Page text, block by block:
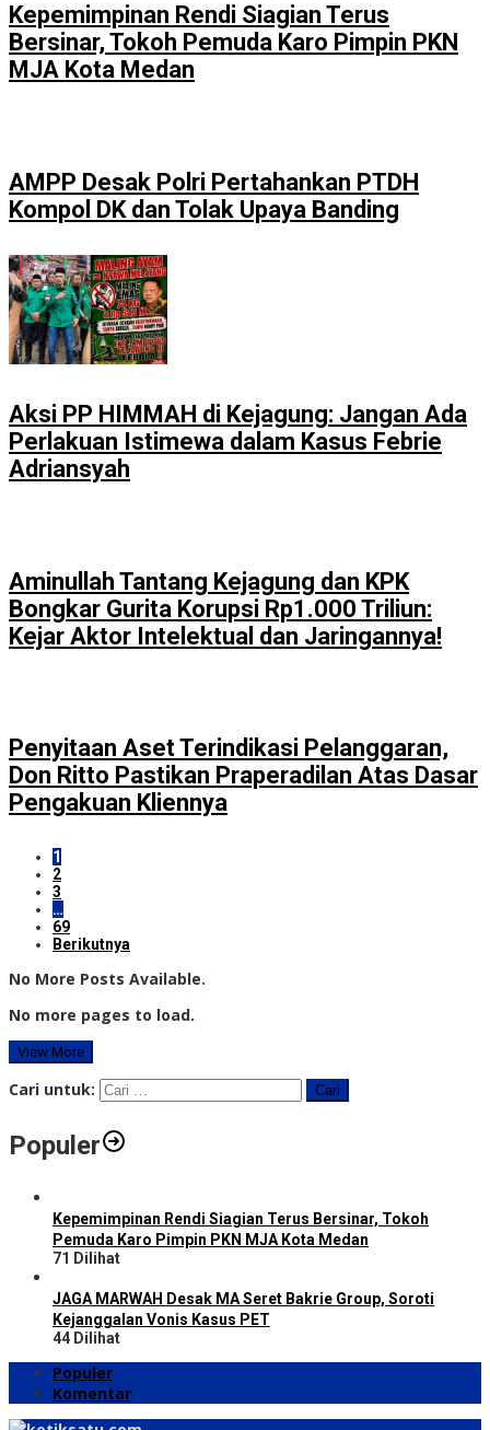
Kepemimpinan Rendi Siagian Terus
Bersinar, Tokoh Pemuda Karo Pimpin PKN
MJA Kota Medan
AMPP Desak Polri Pertahankan PTDH
Kompol DK dan Tolak Upaya Banding
Aksi PP HIMMAH di Kejagung: Jangan Ada
Perlakuan Istimewa dalam Kasus Febrie
Adriansyah
Aminullah Tantang Kejagung dan KPK
Bongkar Gurita Korupsi Rp1.000 Triliun:
Kejar Aktor Intelektual dan Jaringannya!
Penyitaan Aset Terindikasi Pelanggaran,
Don Ritto Pastikan Praperadilan Atas Dasar
Pengakuan Kliennya
1
2
3
…
69
Berikutnya
No More Posts Available.
No more pages to load.
View More
Cari untuk:
Populer
Kepemimpinan Rendi Siagian Terus Bersinar, Tokoh
Pemuda Karo Pimpin PKN MJA Kota Medan
71 Dilihat
JAGA MARWAH Desak MA Seret Bakrie Group, Soroti
Kejanggalan Vonis Kasus PET
44 Dilihat
Populer
Komentar